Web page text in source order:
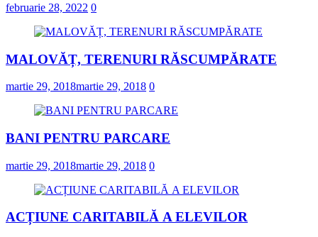
februarie 28, 2022 0
MALOVĂȚ, TERENURI RĂSCUMPĂRATE
martie 29, 2018martie 29, 2018 0
BANI PENTRU PARCARE
martie 29, 2018martie 29, 2018 0
ACȚIUNE CARITABILĂ A ELEVILOR